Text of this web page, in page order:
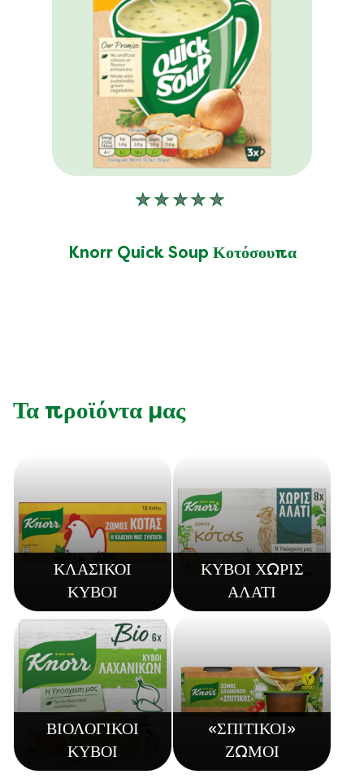
Knorr Quick Soup Κοτόσουπα
Δεν
αξιολογήσεις
Τα προϊόντα μας
ΚΛΑΣΙΚΟΙ
ΚΥΒΟΙ
ΚΥΒΟΙ ΧΩΡΙΣ
ΑΛΑΤΙ
ΒΙΟΛΟΓΙΚΟΙ
ΚΥΒΟΙ
«ΣΠΙΤΙΚΟΙ»
ΖΩΜΟΙ